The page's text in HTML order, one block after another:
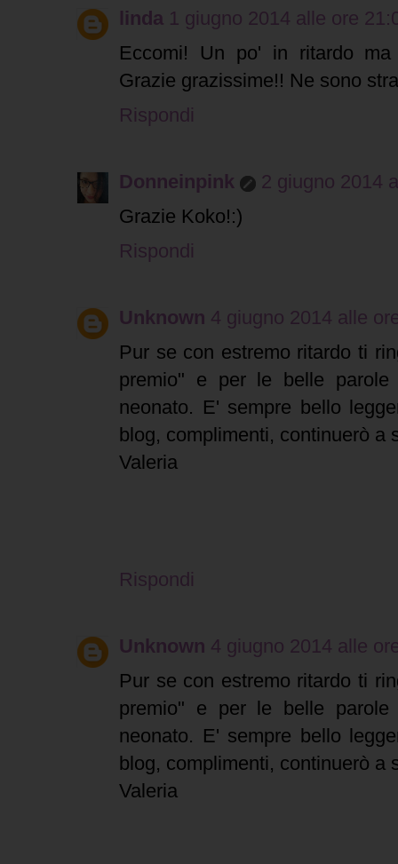
linda 1 giugno 2014 alle ore
Eccomi! Un po' in ritardo
Grazie grazissime!! Ne sono
Rispondi
Donneinpink
2 giugno 2014
Grazie Koko!:)
Rispondi
Unknown 4 giugno 2014 alle
Pur se con estremo ritardo ti
premio" e per le belle
neonato. E' sempre bello
blog, complimenti, continuerò a
Valeria
Rispondi
Unknown 4 giugno 2014 alle
Pur se con estremo ritardo ti
premio" e per le belle
neonato. E' sempre bello
blog, complimenti, continuerò a
Valeria